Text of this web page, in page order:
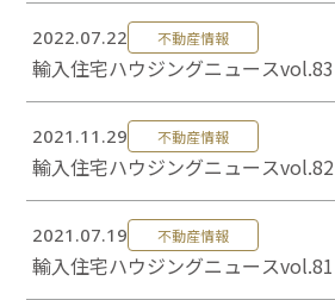
2022.07.22 不動産情報
輸入住宅ハウジングニュースvol.83
2021.11.29 不動産情報
輸入住宅ハウジングニュースvol.82
2021.07.19 不動産情報
輸入住宅ハウジングニュースvol.81